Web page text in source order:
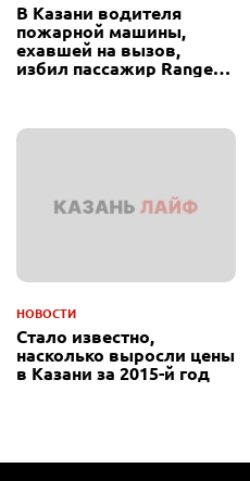
В Казани водителя
пожарной машины,
ехавшей на вызов,
избил пассажир Range
НОВОСТИ
Стало известно,
насколько выросли цены
в Казани за 2015-й год